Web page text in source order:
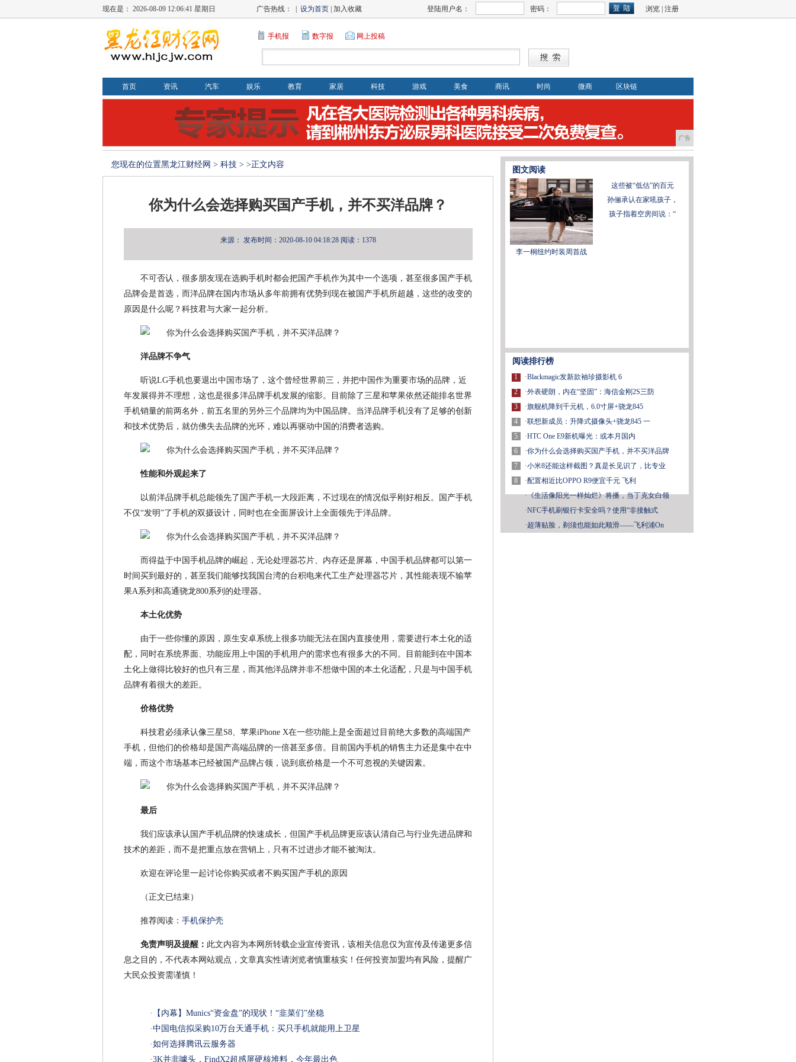
现在是： 2026-08-09 12:06:41 星期日 广告热线： | 设为首页 | 加入收藏 登陆用户名： 密码： 浏览 注册
手机报 数字报 网上投稿
首页 资讯 汽车 娱乐 教育 家居 科技 游戏 美食 商讯 时尚 微商 区块链
广告
您现在的位置黑龙江财经网 > 科技 > >正文内容
你为什么会选择购买国产手机，并不买洋品牌？
来源： 发布时间：2020-08-10 04:18:28 阅读：1378
不可否认，很多朋友现在选购手机时都会把国产手机作为其中一个选项，甚至很多国产手机
品牌会是首选，而洋品牌在国内市场从多年前拥有优势到现在被国产手机所超越，这些的改变的
原因是什么呢？科技君与大家一起分析。
洋品牌不争气
听说LG手机也要退出中国市场了，这个曾经世界前三，并把中国作为重要市场的品牌，近
年发展得并不理想，这也是很多洋品牌手机发展的缩影。目前除了三星和苹果依然还能排名世界
手机销量的前两名外，前五名里的另外三个品牌均为中国品牌。当洋品牌手机没有了足够的创新
和技术优势后，就仿佛失去品牌的光环，难以再驱动中国的消费者选购。
性能和外观起来了
以前洋品牌手机总能领先了国产手机一大段距离，不过现在的情况似乎刚好相反。国产手机
不仅“发明”了手机的双摄设计，同时也在全面屏设计上全面领先于洋品牌。
而得益于中国手机品牌的崛起，无论处理器芯片、内存还是屏幕，中国手机品牌都可以第一
时间买到最好的，甚至我们能够找我国台湾的台积电来代工生产处理器芯片，其性能表现不输苹
果A系列和高通骁龙800系列的处理器。
本土化优势
由于一些你懂的原因，原生安卓系统上很多功能无法在国内直接使用，需要进行本土化的适
配，同时在系统界面、功能应用上中国的手机用户的需求也有很多大的不同。目前能到在中国本
土化上做得比较好的也只有三星，而其他洋品牌并非不想做中国的本土化适配，只是与中国手机
品牌有着很大的差距。
价格优势
科技君必须承认像三星S8、苹果iPhone X在一些功能上是全面超过目前绝大多数的高端国产
手机，但他们的价格却是国产高端品牌的一倍甚至多倍。目前国内手机的销售主力还是集中在中
端，而这个市场基本已经被国产品牌占领，说到底价格是一个不可忽视的关键因素。
最后
我们应该承认国产手机品牌的快速成长，但国产手机品牌更应该认清自己与行业先进品牌和
技术的差距，而不是把重点放在营销上，只有不过进步才能不被淘汰。
欢迎在评论里一起讨论你购买或者不购买国产手机的原因
（正文已结束）
推荐阅读： 手机保护壳
免责声明及提醒： 此文内容为本网所转载企业宣传资讯，该相关信息仅为宣传及传递更多信
息之目的，不代表本网站观点，文章真实性请浏览者慎重核实！任何投资加盟均有风险，提醒广
大民众投资需谨慎！
·
【内幕】Munics“资金盘”的现状！“韭菜们”坐稳
·中国电信拟采购10万台天通手机：买只手机就能用上卫星
·如何选择腾讯云服务器
·3K并非噱头，FindX2超感屏硬核堆料，今年最出色
图文阅读
李一桐纽约时装周首战
这些被“低估”的百元
孙俪承认在家吼孩子，
孩子指着空房间说：“
阅读排行榜
1
2
3
4
5
6
7
8
·Blackmagic发新款袖珍摄影机 6
·外表硬朗，内在“坚固”：海信金刚2S三防
·旗舰机降到千元机，6.0寸屏+骁龙845
·联想新成员：升降式摄像头+骁龙845 一
·HTC One E9新机曝光：或本月国内
·你为什么会选择购买国产手机，并不买洋品牌
·小米8还能这样截图？真是长见识了，比专业
·配置相近比OPPO R9便宜千元 飞利
·《生活像阳光一样灿烂》将播，当丁克女白领
·NFC手机刷银行卡安全吗？使用“非接触式
·超薄贴脸，剃须也能如此顺滑——飞利浦On